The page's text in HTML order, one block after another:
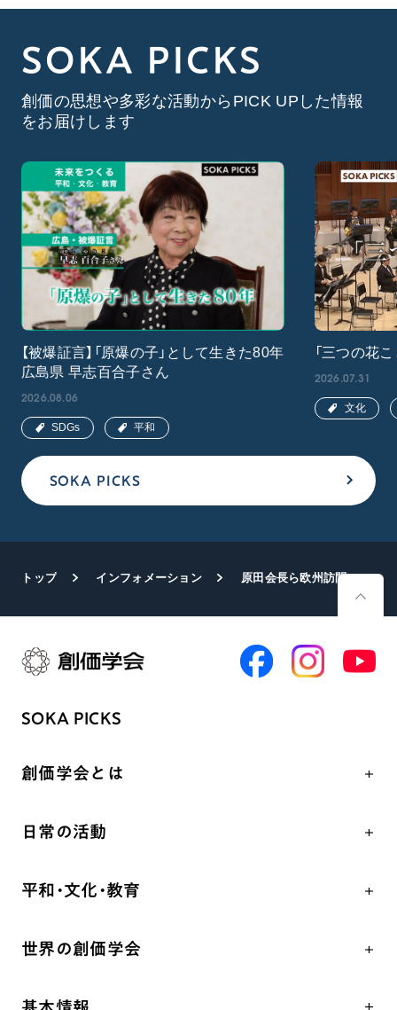
SOKA PICKS
創価の思想や多彩な活動からPICK UPした情報
をお届けします
SOKA PICKS
【被爆証言】「原爆の子」として生きた80年
広島県 早志百合子さん
2026.08.06
SDGs 平和
「三つの花
2026.07.31
文化
トップ インフォメーション 原田会長ら欧州訪問団がオランダ、ドイツの友を激励
SOKA PICKS
創価学会とは
祈り
聖典
釈尊～法華経
日常の活動
座談会
仏法を語る
平和・文化・教育
「人権文化」「ジェンダー平等」を促進
世界の創価学会